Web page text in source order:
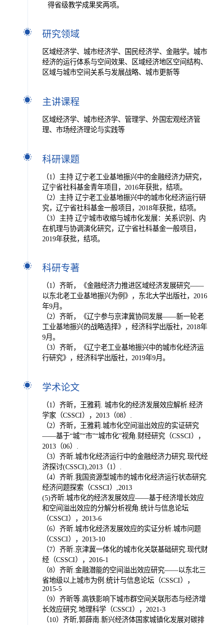
得省级教学成果奖两项。
研究领域
区域经济学、城市经济学、国民经济学、金融学。城市
经济的运行体系与空间效果、区域经济地区空间结构、
区域与城市空间关系与发展战略、城市更新等
主讲课程
区域经济学、城市经济学、管理学、外国宏观经济管
理、市场经济理论与实践等
科研课题
（1）主持 辽宁老工业基地振兴中的金融经济力研究，
辽宁省社科基金青年项目，2016年获批，结项。
（2）主持 辽宁老工业基地振兴中的城市化经济运行研
究，辽宁省社科基金一般项目，2018年获批，结项。
（3）主持 辽宁城市收缩与城市化发展：关系识别、内
在机理与协调演化研究，辽宁省社科基金一般项目，
2019年获批，结项。
科研专著
（1）齐昕，《金融经济力推进区域经济发展研究——
以东北老工业基地振兴为例》，东北大学出版社，2016
年9月。
（2）齐昕，《辽宁参与京津冀协同发展——新一轮老
工业基地振兴的战略选择》，经济科学出版社，2018年
9月。
（3）齐昕，《辽宁老工业基地振兴中的城市化经济运
行研究》，经济科学出版社，2019年9月。
学术论文
（1）齐昕，王雅莉. 城市化的经济发展效应解析.经济
学家（CSSCI），2013（08）.
（2）齐昕，王雅莉.城市化空间溢出效应的实证研究
——基于“城”“市”“城市化”视角.财经研究（CSSCI），
2013（06）.
（3）齐昕.城市化经济运行中的金融经济力研究.现代经
济探讨(CSSCI),2013（1）.
（4）齐昕.我国资源型城市的城市化经济运行状态研究.
经济问题探索（CSSCI）,2013
(5)齐昕.城市化的经济发展效应——基于经济增长效应
和空间溢出效应的分解分析视角.统计与信息论坛
（CSSCI），2013-6
（6）齐昕.城市化经济发展效应的实证分析.城市问题
（CSSCI），2013-10
（7）齐昕.京津冀一体化的城市化关联基础研究.现代财
经（CSSCI），2016-1
（8）齐昕.金融潜能的空间溢出效应研究——以东北三
省地级以上城市为例.统计与信息论坛（CSSCI），
2015-5
（9）齐昕等.高铁影响下城市群空间关联形态与经济增
长效应研究.地理科学（CSSCI），2021-3
（10）齐昕,郭薛南.新兴经济体国家城镇化发展对碳排